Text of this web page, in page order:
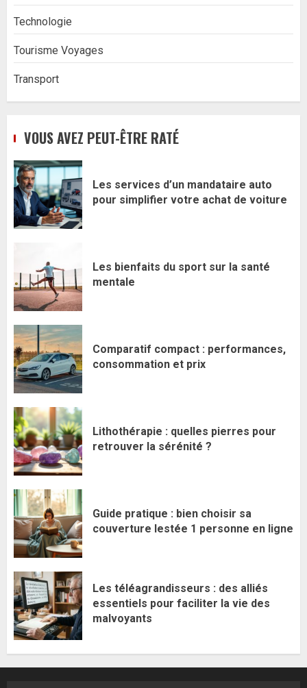
Technologie
Tourisme Voyages
Transport
VOUS AVEZ PEUT-ÊTRE RATÉ
Les services d’un mandataire auto
pour simplifier votre achat de voiture
Les bienfaits du sport sur la santé
mentale
Comparatif compact : performances,
consommation et prix
Lithothérapie : quelles pierres pour
retrouver la sérénité ?
Guide pratique : bien choisir sa
couverture lestée 1 personne en ligne
Les téléagrandisseurs : des alliés
essentiels pour faciliter la vie des
malvoyants